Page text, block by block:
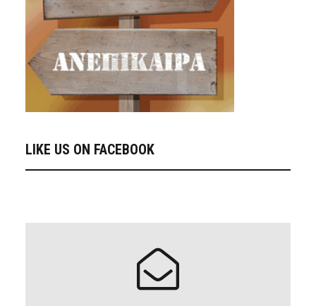
LIKE US ON FACEBOOK